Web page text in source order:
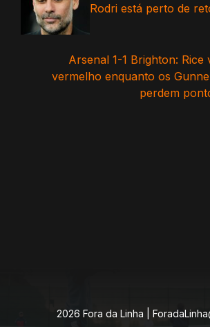
Rodri está perto de
Arsenal 1-1 Brighton: Rice
vermelho enquanto os
perdem
2026 Fora da Linha |